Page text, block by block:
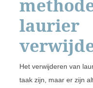
laurier
Het verwijderen van
taak zijn, maar er zijn